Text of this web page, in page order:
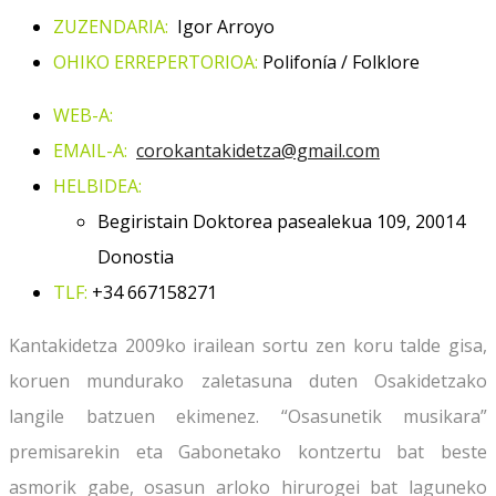
ZUZENDARIA: Igor Arroyo
OHIKO ERREPERTORIOA: Polifonía / Folklore
WEB-A:
EMAIL-A: corokantakidetza@gmail.com
HELBIDEA:
Begiristain Doktorea pasealekua 109, 20014
Donostia
TLF: +34667158271
Kantakidetza 2009ko irailean sortu zen koru talde gisa,
koruen mundurako zaletasuna duten Osakidetzako
langile batzuen ekimenez. “Osasunetik musikara”
premisarekin eta Gabonetako kontzertu bat beste
asmorik gabe, osasun arloko hirurogei bat laguneko